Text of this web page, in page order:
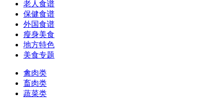
老人食谱
保健食谱
外国食谱
瘦身美食
地方特色
美食专题
禽肉类
畜肉类
蔬菜类